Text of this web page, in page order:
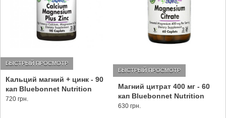
Кальций магний + цинк - 90
кап Bluebonnet Nutrition
БЫСТРЫЙ ПРОСМОТР
720 грн.
Магний цитрат 400 мг - 60
кап Bluebonnet Nutrition
БЫСТРЫЙ ПРОСМОТР
630 грн.